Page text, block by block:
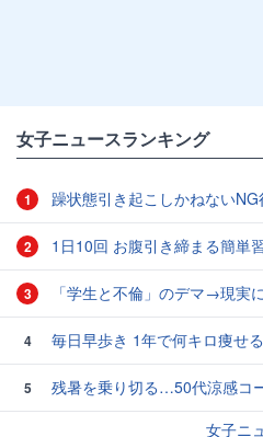
女子ニュースランキング
1 躁状態引き起こしかねないNG
2 1日10回 お腹引き締まる簡単
3 「学生と不倫」のデマ→現実
4 毎日早歩き 1年で何キロ痩せ
5
残暑を乗り切る…50代涼感コ
女子ニ